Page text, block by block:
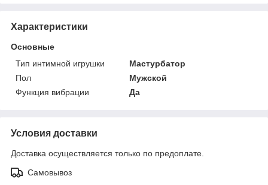
Характеристики
Основные
Тип интимной игрушки
Мастурбатор
Пол
Мужской
Функция вибрации
Да
Условия доставки
Доставка осуществляется только по предоплате.
Самовывоз